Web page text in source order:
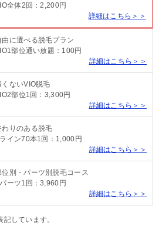
全体2回：2,200円
詳細はこちら＞＞
由に選べる脱毛プラン
部位通い放題：100円
詳細はこちら＞＞
くないVIO脱毛
部位1回：3,300円
詳細はこちら＞＞
わりのある脱毛
イン70本1回：1,000円
詳細はこちら＞＞
位別・パーツ別脱毛コース
ーツ1回：3,960円
詳細はこちら＞＞
しています。